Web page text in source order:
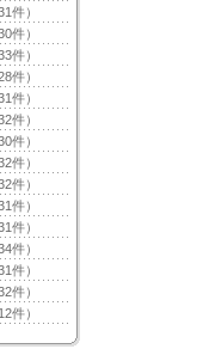
件）
件）
件）
件）
件）
件）
件）
件）
件）
件）
件）
件）
件）
件）
件）